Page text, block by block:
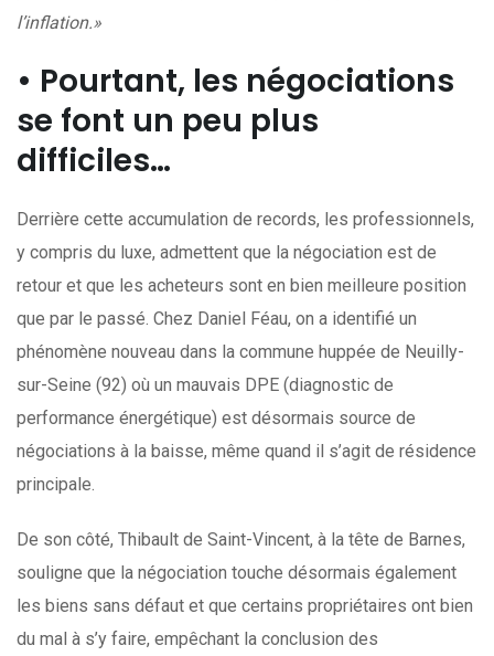
l’inflation.»
• Pourtant, les négociations
se font un peu plus
difficiles…
Derrière cette accumulation de records, les professionnels,
y compris du luxe, admettent que la négociation est de
retour et que les acheteurs sont en bien meilleure position
que par le passé. Chez Daniel Féau, on a identifié un
phénomène nouveau dans la commune huppée de Neuilly-
sur-Seine (92) où un mauvais DPE (diagnostic de
performance énergétique) est désormais source de
négociations à la baisse, même quand il s’agit de résidence
principale.
De son côté, Thibault de Saint-Vincent, à la tête de Barnes,
souligne que la négociation touche désormais également
les biens sans défaut et que certains propriétaires ont bien
du mal à s’y faire, empêchant la conclusion des